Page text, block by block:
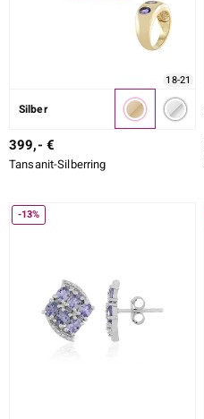
18-21
Silber
399,- €
Tansanit-Silberring
-13%